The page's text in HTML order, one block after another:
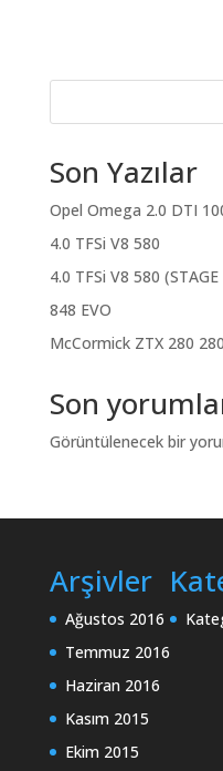
Son Yazılar
Opel Omega 2.0 DTI
4.0 TFSi V8 580
4.0 TFSi V8 580 (STAGE
848 EVO
McCormick ZTX 280 280
Son
Görüntülenecek bir
Arşivler
Ağustos 2016
Temmuz 2016
Haziran 2016
Kasım 2015
Ekim 2015